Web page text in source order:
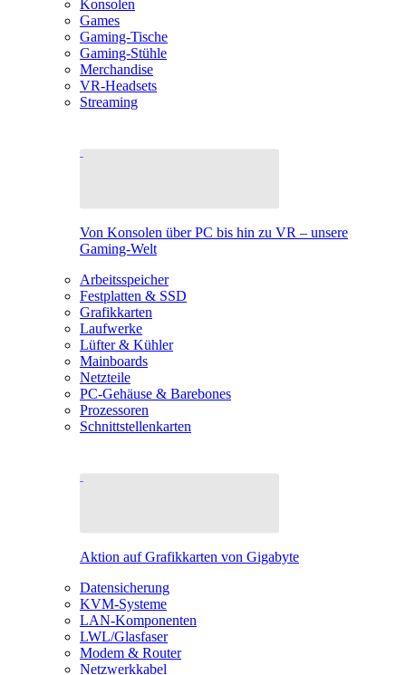
Konsolen
Games
Gaming-Tische
Gaming-Stühle
Merchandise
VR-Headsets
Streaming
Von Konsolen über PC bis hin zu VR – unsere
Gaming-Welt
Arbeitsspeicher
Festplatten & SSD
Grafikkarten
Laufwerke
Lüfter & Kühler
Mainboards
Netzteile
PC-Gehäuse & Barebones
Prozessoren
Schnittstellenkarten
Aktion auf Grafikkarten von Gigabyte
Datensicherung
KVM-Systeme
LAN-Komponenten
LWL/Glasfaser
Modem & Router
Netzwerkkabel